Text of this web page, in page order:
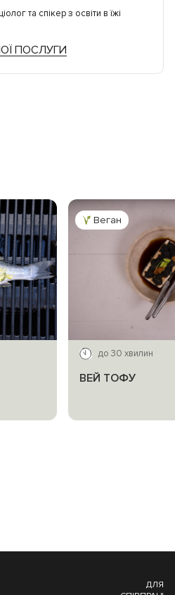
та спікер з освіти в їжі
ПОСЛУГИ
Веган
до 30 хвилин
ВЕЙ ТОФУ
ДЛЯ